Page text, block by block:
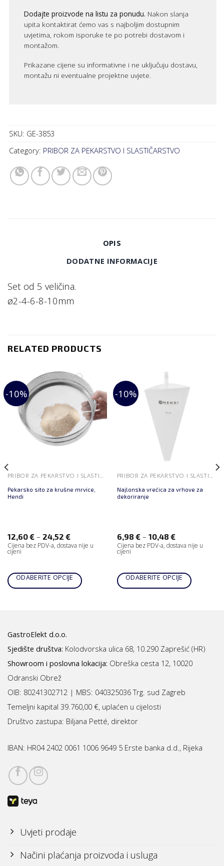
Dodajte proizvode na listu za ponudu. Nakon slanja
upita kontaktirat ćemo vas s najboljim dostupnim
uvjetima, rokom isporuke te po potrebi dostavom i
montažom.
Prikazane cijene su informativne i ne uključuju dostavu,
montažu ni eventualne projektne uvjete.
SKU: GE-3853
Category: PRIBOR ZA PEKARSTVO I SLASTIČARSTVO
OPIS
DODATNE INFORMACIJE
Set od 5 veličina.
ø2-4-6-8-10mm
RELATED PRODUCTS
-10%
Pekarsko sito za krušne mrvice,
Hendi
12,60€– 24,52 €
Cijena bez PDV-a, dostava nije u
cijeni
ODABERITE OPCIJE
-10%
Najlonska vrećica za vrhove za
dekoriranje
6,98 €– 10,48 €
Cijena bez PDV-a, dostava nije u
cijeni
ODABERITE OPCIJE
GastroElekt d.o.o.
Sjedište društva: Kolodvorska ulica 68, 10.290 Zaprešić (HR)
Showroom i poslovna lokacija: Obreška cesta 12, 10020
Odranski Obrež
OIB: 80241302712 | MBS: 040325036 Trg. sud Zagreb
Temeljni kapital 39.760,00 €, uplaćen u cijelosti
Društvo zastupa: Biljana Petté, direktor
IBAN: HR04 2402 0061 1006 9649 5 Erste banka d.d., Rijeka
Uvjeti prodaje
Načini plaćanja proizvoda i usluga